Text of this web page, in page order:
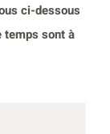
ci-dessous
temps sont à